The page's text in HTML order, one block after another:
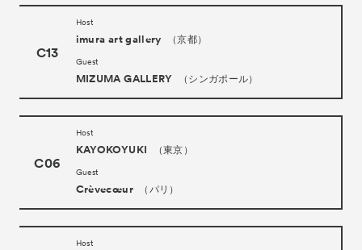
ACK Curates
- Satellite Program “Flowers of Time”
- Public Program
Talks トークイベント
For Kids
Special Programs
Associated Programs
C13
Host
imura art gallery （京都）
Guest
MIZUMA GALLERY （シンガポール）
C06
Host
KAYOKOYUKI （東京）
Guest
Crèvecœur （パリ）
Host